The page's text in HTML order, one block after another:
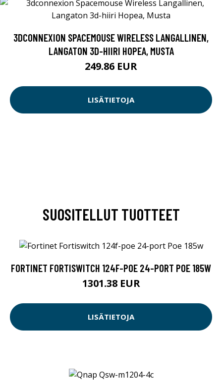
3DCONNEXION SPACEMOUSE WIRELESS LANGALLINEN,
LANGATON 3D-HIIRI HOPEA, MUSTA
249.86 EUR
LISÄTIETOJA
SUOSITELLUT TUOTTEET
FORTINET FORTISWITCH 124F-POE 24-PORT POE 185W
1301.38 EUR
LISÄTIETOJA